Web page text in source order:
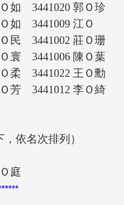
Ｏ如 3441020 郭Ｏ
Ｏ如 3441009 江Ｏ
Ｏ民 3441002 莊Ｏ
Ｏ寰 3441006 陳Ｏ
Ｏ柔 3441022 王Ｏ
Ｏ芳 3441012 李Ｏ
，依名次排列）
庭